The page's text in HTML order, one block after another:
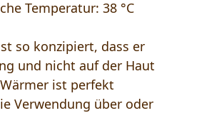
Temperatur: 38 °C
so konzipiert, dass er
und nicht auf der Haut
ist perfekt
Verwendung über oder